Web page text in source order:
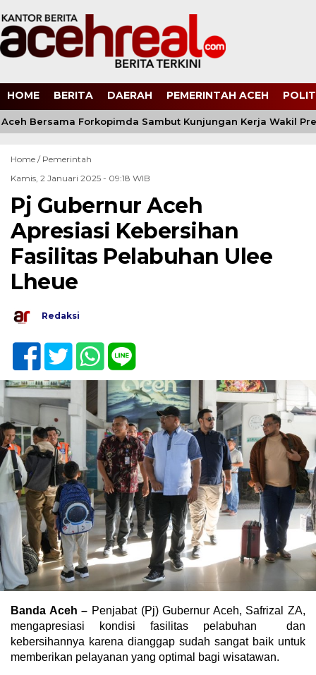
HOME BERITA DAERAH PEMERINTAH ACEH
Bersama Forkopimda Sambut Kunjungan Kerja Wakil
Home / Pemerintah
Kamis, 2 Januari 2025 - 09:18 WIB
Pj Gubernur Aceh
Apresiasi Kebersihan
Fasilitas Pelabuhan Ulee
Lheue
Redaksi
Banda Aceh – Penjabat (Pj) Gubernur Aceh, Safrizal ZA,
mengapresiasi kondisi fasilitas pelabuhan dan
kebersihannya karena dianggap sudah sangat baik untuk
memberikan pelayanan yang optimal bagi wisatawan.